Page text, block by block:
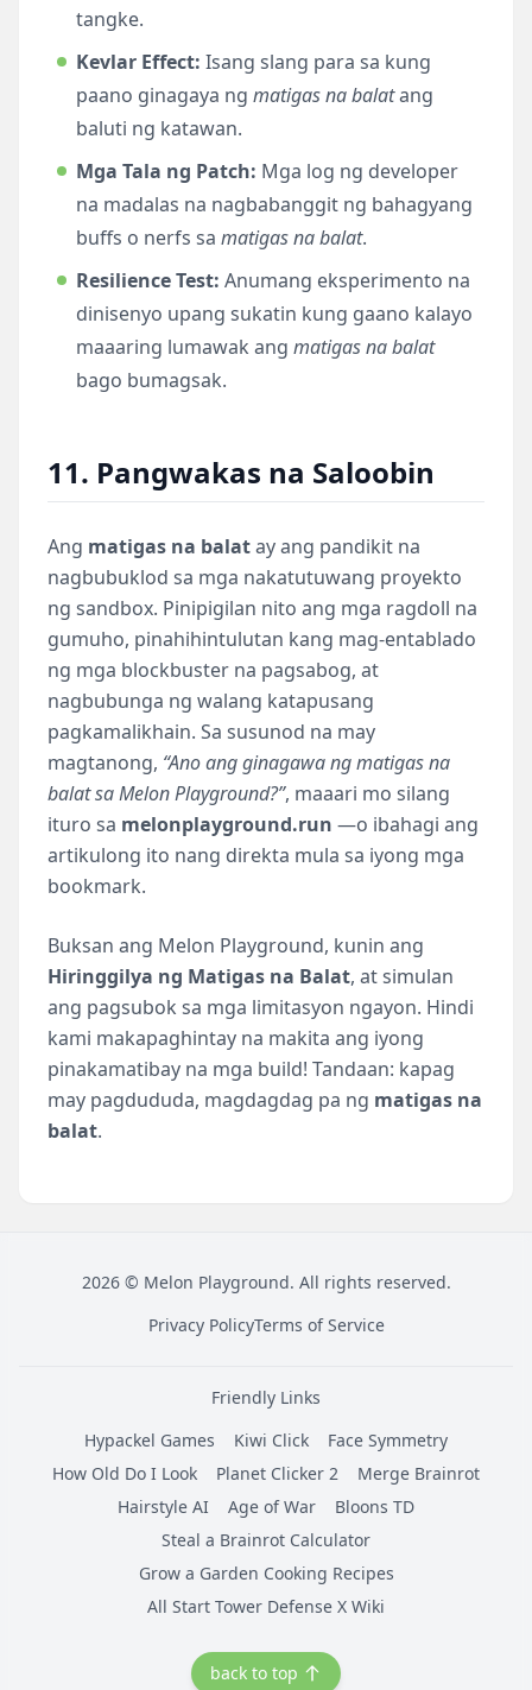
tangke.
Kevlar Effect: Isang slang para sa kung
paano ginagaya ng matigas na balatang
baluti ng katawan.
Mga Tala ng Patch: Mga log ng developer
na madalas na nagbabanggit ng bahagyang
buffs o nerfs sa matigas na balat.
Resilience Test: Anumang eksperimento na
dinisenyo upang sukatin kung gaano kalayo
maaaring lumawak ang matigas na balat
bago bumagsak.
11. Pangwakas na Saloobin
Ang matigas na balatay ang pandikit na
nagbubuklod sa mga nakatutuwang proyekto
ng sandbox. Pinipigilan nito ang mga ragdoll na
gumuho, pinahihintulutan kang mag-entablado
ng mga blockbuster na pagsabog, at
nagbubunga ng walang katapusang
pagkamalikhain. Sa susunod na may
magtanong, “Ano ang ginagawa ng matigas na
balat sa Melon Playground?”, maaari mo silang
ituro sa melonplayground.run —o ibahagi ang
artikulong ito nang direkta mula sa iyong mga
bookmark.
Buksan ang Melon Playground, kunin ang
Hiringgilya ng Matigas na Balat, at simulan
ang pagsubok sa mga limitasyon ngayon. Hindi
kami makapaghintay na makita ang iyong
pinakamatibay na mga build! Tandaan: kapag
may pagdududa, magdagdag pa ng matigas na
balat.
2026© Melon Playground. All rights reserved.
Privacy PolicyTerms of Service
Friendly Links
Hypackel Games
Kiwi Click
Face Symmetry
How Old Do I Look
Planet Clicker 2
Merge Brainrot
Hairstyle AI
Age of War
Bloons TD
Steal a Brainrot Calculator
Grow a Garden Cooking Recipes
All Start Tower Defense X Wiki
back to top